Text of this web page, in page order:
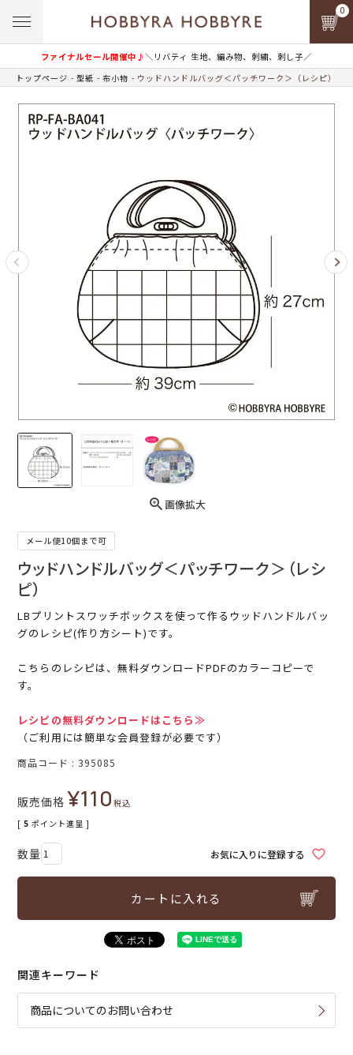
ファイナルセール開催中♪＼リバティ 生地、編み物、刺繍、刺し子／
0
トップページ 型紙 布小物 ウッドハンドルバッグ＜パッチワーク＞（レシピ）
画像拡大
メール便10個まで可
ウッドハンドルバッグ＜パッチワーク＞（レシ
ピ）
LBプリントスワッチボックスを使って作るウッドハンドルバッ
グのレシピ(作り方シート)です。
こちらのレシピは、無料ダウンロードPDFのカラーコピーで
す。
レシピの無料ダウンロードはこちら≫
（ご利用には簡単な会員登録が必要です）
商品コード 395085
販売価格 ¥110税込
[ 5 ポイント進呈 ]
お気に入りに登録する
カートに入れる
関連キーワード
商品についてのお問い合わせ